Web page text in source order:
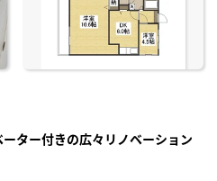
ター付きの広々リノベーション